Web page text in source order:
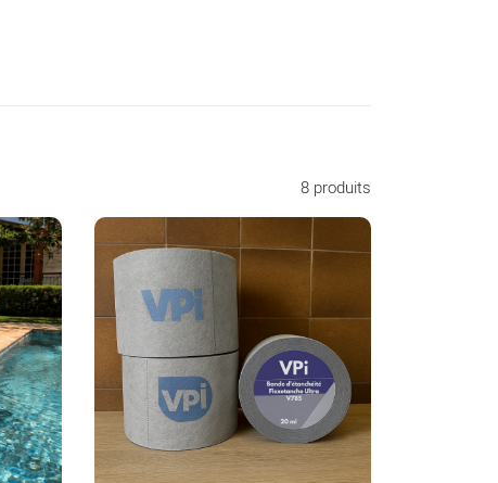
8 produits